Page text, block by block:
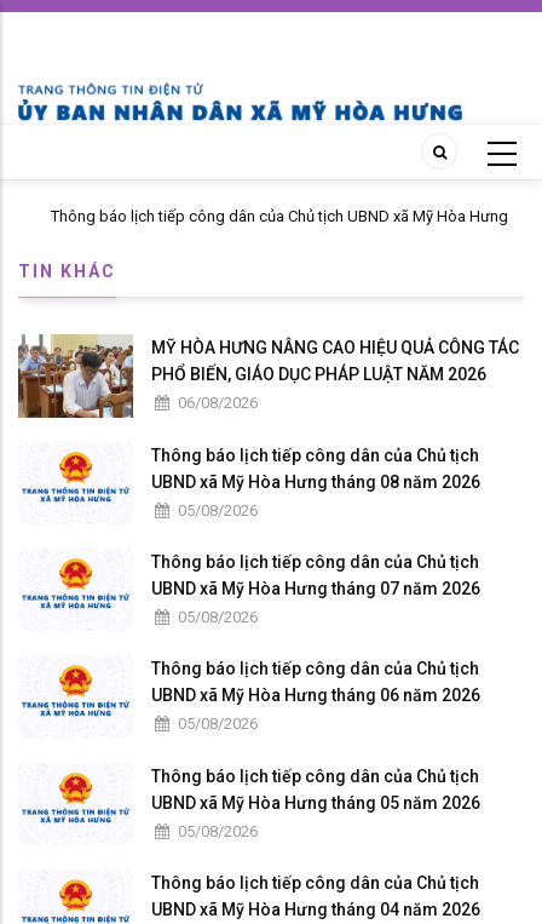
Skip
content
Thông báo lịch tiếp công dân của Chủ tịch UBND xã Mỹ Hòa Hưng
TIN KHÁC
MỸ HÒA HƯNG NÂNG CAO HIỆU QUẢ CÔNG TÁC
PHỔ BIẾN, GIÁO DỤC PHÁP LUẬT NĂM 2026
06/08/2026
Thông báo lịch tiếp công dân của Chủ tịch
UBND xã Mỹ Hòa Hưng tháng 08 năm 2026
05/08/2026
Thông báo lịch tiếp công dân của Chủ tịch
UBND xã Mỹ Hòa Hưng tháng 07 năm 2026
05/08/2026
Thông báo lịch tiếp công dân của Chủ tịch
UBND xã Mỹ Hòa Hưng tháng 06 năm 2026
05/08/2026
Thông báo lịch tiếp công dân của Chủ tịch
UBND xã Mỹ Hòa Hưng tháng 05 năm 2026
05/08/2026
Thông báo lịch tiếp công dân của Chủ tịch
UBND xã Mỹ Hòa Hưng tháng 04 năm 2026